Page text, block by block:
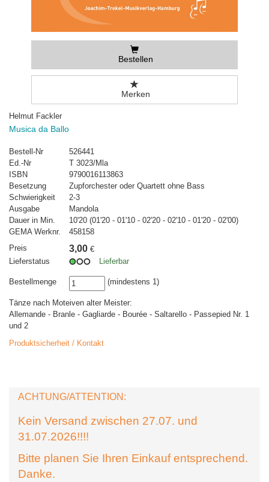
Bestellen
Merken
Helmut Fackler
Musica da Ballo
Bestell-Nr
526441
Ed.-Nr
T 3023/Mla
ISBN
9790016113863
Besetzung
Zupforchester oder Quartett ohne Bass
Schwierigkeit
2-3
Ausgabe
Mandola
Dauer in Min.
10'20 (01'20 - 01'10 - 02'20 - 02'10 - 01'20 - 02'00)
GEMA Werknr.
458158
Preis
3,00 €
Lieferstatus
Lieferbar
Bestellmenge (mindestens 1)
Tänze nach Moteiven alter Meister:
Allemande - Branle - Gagliarde - Bourée - Saltarello - Passepied Nr. 1
und 2
Produktsicherheit / Kontakt
ACHTUNG/ATTENTION:
Kein Versand zwischen 27.07. und
31.07.2026!!!!
Bitte planen Sie Ihren Einkauf entsprechend.
Danke.